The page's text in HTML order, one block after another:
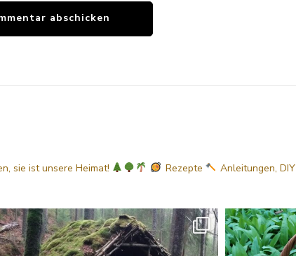
sie ist unsere Heimat! Rezepte Anleitungen, DIY